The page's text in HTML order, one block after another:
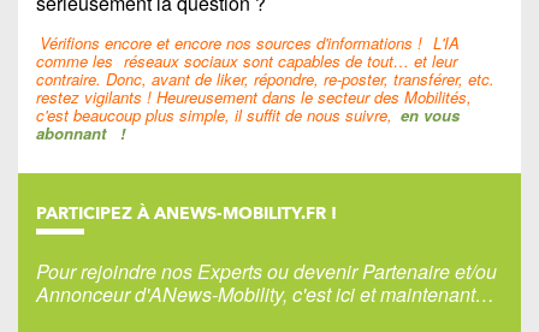
Vérifions encore et encore nos sources d'informations ! L'IA
comme les réseaux sociaux sont capables de tout… et leur
contraire. Donc, avant de liker, répondre, re-poster, transférer, etc.
restez vigilants ! Heureusement dans le secteur des Mobilités,
c'est beaucoup plus simple, il suffit de nous suivre, en vous
abonnant !
PARTICIPEZ À ANEWS-MOBILITY.FR !
Pour rejoindre nos Experts ou devenir Partenaire et/ou
Annonceur d'ANews-Mobility, c'est ici et maintenant…